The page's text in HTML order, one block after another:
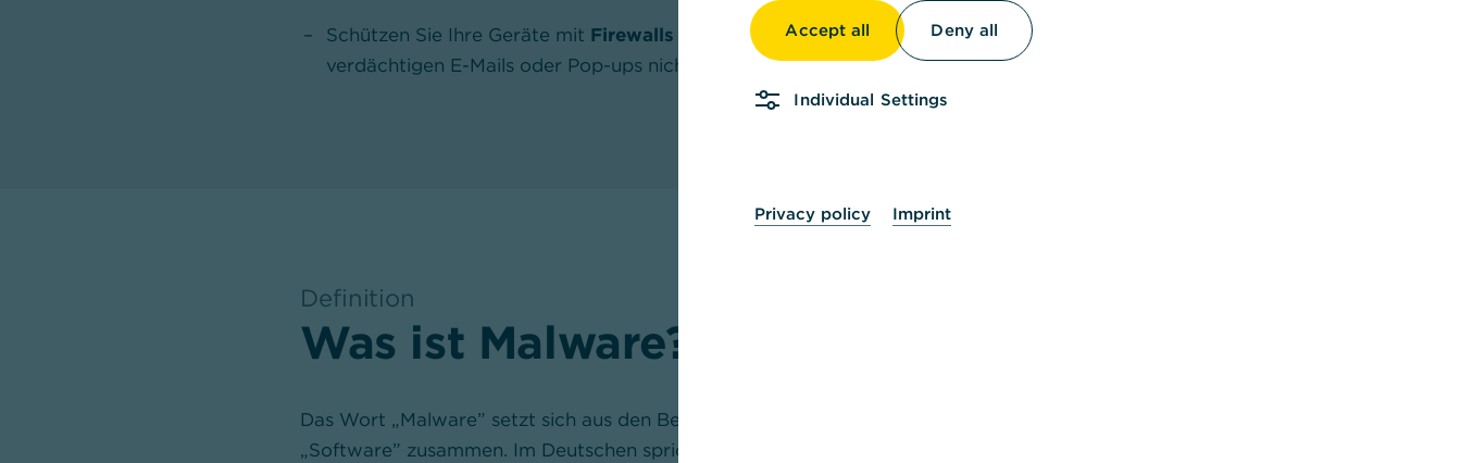
Schützen Sie Ihre Geräte mit Firewalls und einer Anti-Viren-Software. Klicken Sie in
verdächtigen E-Mails oder Pop-ups nicht auf Links.
Definition
,
Was ist Malware?
Das Wort „Malware” setzt sich aus den Begriffen „malicious” (engl. „bösartig”) und
„Software” zusammen. Im Deutschen spricht man auch von Schadsoftware. Malware
Accept all Deny all
Individual Settings
Privacy policy Imprint